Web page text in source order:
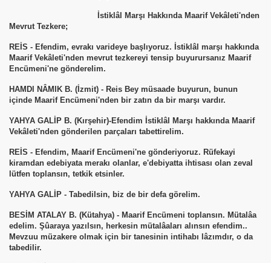
İstiklâl Marşı Hakkında Maarif Vekâleti'nden
Mevrut Tezkere;
REİS - Efendim, evrakı varideye başlıyoruz. İstiklâl marşı hakkında
Maarif Vekâleti'nden mevrut tezkereyi tensip buyurursanız Maarif
Encümeni'ne gönderelim.
HAMDl NÂMIK B. (İzmit) - Reis Bey müsaade buyurun, bunun
içinde Maarif Encümeni'nden bir zatın da bir marşı vardır.
YAHYA GALİP B. (Kırşehir)-Efendim İstiklâl Marşı hakkında Maarif
Vekâleti'nden gönderilen parçaları tabettirelim.
REİS - Efendim, Maarif Encümeni'ne gönderiyoruz. Rüfekayi
kiramdan edebiyata merakı olanlar, e'debiyatta ihtisası olan zeval
lütfen toplansın, tetkik etsinler.
YAHYA GALİP - Tabedilsin, biz de bir defa görelim.
BESİM ATALAY B. (Kütahya) - Maarif Encümeni toplansın. Mütalâa
edelim. Şûaraya yazılsın, herkesin mütalâaları alınsın efendim..
Mevzuu müzakere olmak için bir tanesinin intihabı lâzımdır, o da
tabedilir.